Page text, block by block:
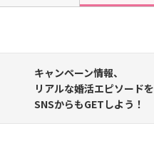
キャンペーン情報、
リアルな婚活エピソードを
SNSからもGETしよう！